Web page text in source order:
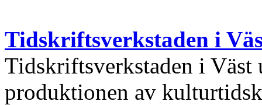
Tidskriftsverkstaden i
Tidskriftsverkstaden i Väst
produktionen av